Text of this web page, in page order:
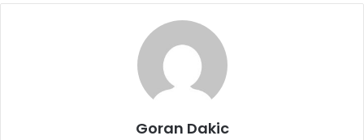
Goran Dakic